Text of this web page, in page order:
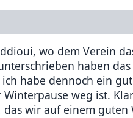
wo dem Verein
haben
habe dennoch ein
weg ist.
wir auf einem guten